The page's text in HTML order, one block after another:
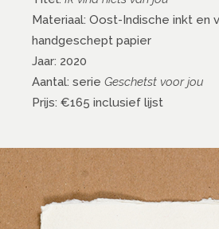
Materiaal: Oost-Indische inkt en
handgeschept papier
Jaar: 2020
Aantal: serie Geschetst voor jou
Prijs: €165 inclusief lijst